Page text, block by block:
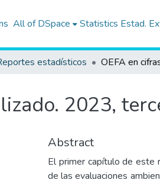
All of DSpace Statistics Estad.
estadísticos
2023,
Abstract
El primer capítulo de este
de las evaluaciones